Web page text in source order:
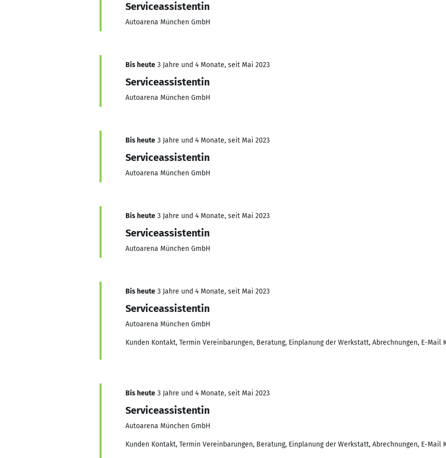
Serviceassistentin
Autoarena München GmbH
Bis heute 3 Jahre und 4 Monate, seit Mai 2023
Serviceassistentin
Autoarena München GmbH
Bis heute 3 Jahre und 4 Monate, seit Mai 2023
Serviceassistentin
Autoarena München GmbH
Bis heute 3 Jahre und 4 Monate, seit Mai 2023
Serviceassistentin
Autoarena München GmbH
Bis heute 3 Jahre und 4 Monate, seit Mai 2023
Serviceassistentin
Autoarena München GmbH
Kunden Kontakt, Termin Vereinbarungen, Beratung, Einplanung der Werkstatt, Abrechnungen, E-Mail
Bis heute 3 Jahre und 4 Monate, seit Mai 2023
Serviceassistentin
Autoarena München GmbH
Kunden Kontakt, Termin Vereinbarungen, Beratung, Einplanung der Werkstatt, Abrechnungen, E-Mail